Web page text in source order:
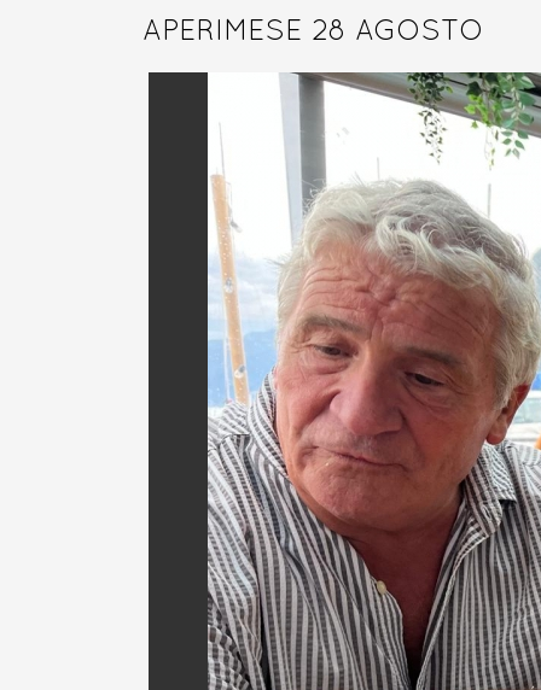
APERIMESE 28 AGOSTO